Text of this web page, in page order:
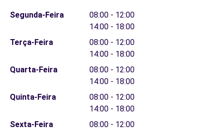
Segunda-Feira
08:00 - 12:00
14:00 - 18:00
Terça-Feira
08:00 - 12:00
14:00 - 18:00
Quarta-Feira
08:00 - 12:00
14:00 - 18:00
Quinta-Feira
08:00 - 12:00
14:00 - 18:00
Sexta-Feira
08:00 - 12:00